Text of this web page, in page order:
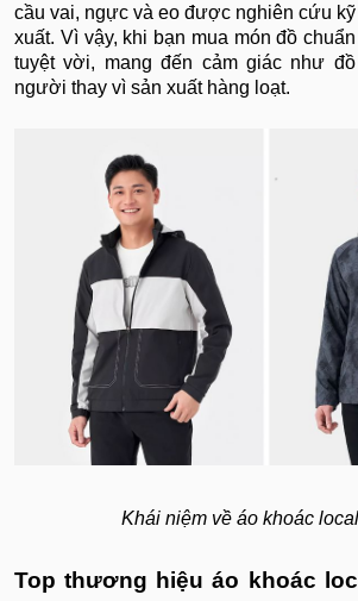
cầu vai, ngực và eo được nghiên cứu
xuất. Vì vậy, khi bạn mua món đồ
tuyệt vời, mang đến cảm giác như
người thay vì sản xuất hàng loạt.
Khái niệm về áo khoác
Top thương hiệu áo khoác